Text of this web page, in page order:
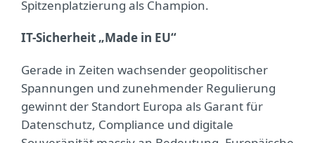
Spitzenplatzierung als Champion.
IT-Sicherheit „Made in EU“
Gerade in Zeiten wachsender geopolitischer
Spannungen und zunehmender Regulierung
gewinnt der Standort Europa als Garant für
Datenschutz, Compliance und digitale